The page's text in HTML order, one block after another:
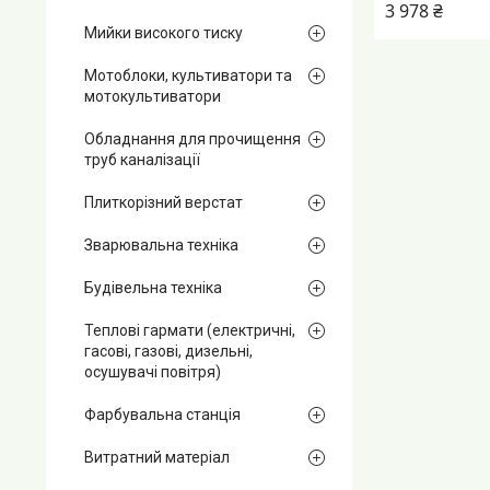
3 978 ₴
Мийки високого тиску
Мотоблоки, культиватори та
мотокультиватори
Обладнання для прочищення
труб каналізації
Плиткорізний верстат
Зварювальна техніка
Будівельна техніка
Теплові гармати (електричні,
гасові, газові, дизельні,
осушувачі повітря)
Фарбувальна станція
Витратний матеріал